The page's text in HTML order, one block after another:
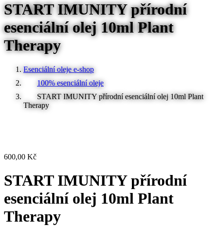
START IMUNITY přírodní
esenciální olej 10ml Plant
Therapy
Esenciální oleje e-shop
100% esenciální oleje
START IMUNITY přírodní esenciální olej 10ml Plant
Therapy
600,00 Kč
START IMUNITY přírodní
esenciální olej 10ml Plant
Therapy